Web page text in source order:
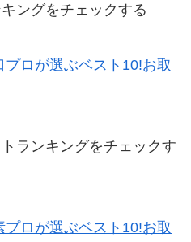
ングをチェックする
ロが選ぶベスト10!お取
ランキングをチェックす
ロが選ぶベスト10!お取